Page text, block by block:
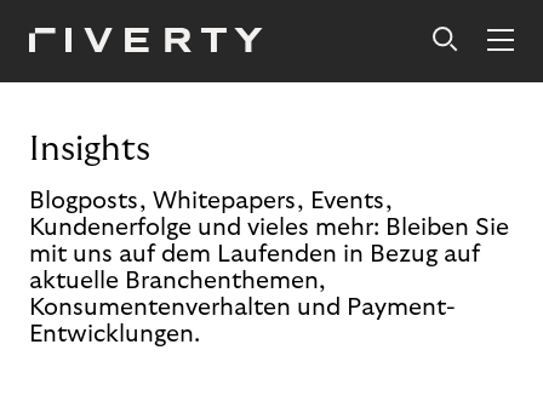
Insights
Blogposts, Whitepapers, Events,
Kundenerfolge und vieles mehr: Bleiben Sie
mit uns auf dem Laufenden in Bezug auf
aktuelle Branchenthemen,
Konsumentenverhalten und Payment-
Entwicklungen.